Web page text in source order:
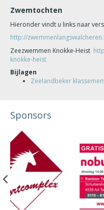
Zwemtochten
Hieronder vindt u links naar
http://
Zeezwemmen Knokke-Heist
knokke-heist
Bijlagen
Zeelandbeker
Sponsors
Previous